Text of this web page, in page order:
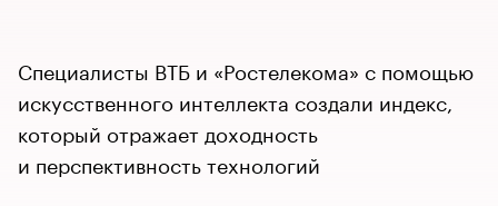
Специалисты ВТБ и «Ростелекома» с помощью
искусственного интеллекта создали индекс,
который отражает доходность
и перспективность технологий